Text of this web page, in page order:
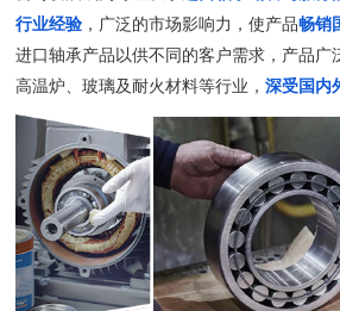
行业经验 ，广泛的市场影响力，使产品畅销
进口轴承产品以供不同的客户需求，产品广
高温炉、玻璃及耐火材料等行业，深受国内